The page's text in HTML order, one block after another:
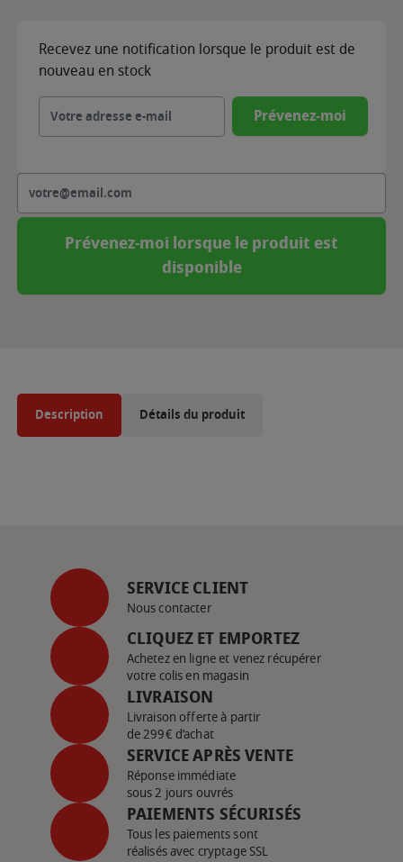
Recevez une notification lorsque le produit est de
nouveau en stock
Prévenez-moi
Prévenez-moi lorsque le produit est
disponible
Description Détails du produit
SERVICE CLIENT
Nous contacter
CLIQUEZ ET EMPORTEZ
Achetez en ligne et venez récupérer
votre colis en magasin
LIVRAISON
Livraison offerte à partir
de 299€ d’achat
SERVICE APRÈS VENTE
Réponse immédiate
sous 2 jours ouvrés
PAIEMENTS SÉCURISÉS
Tous les paiements sont
réalisés avec cryptage SSL